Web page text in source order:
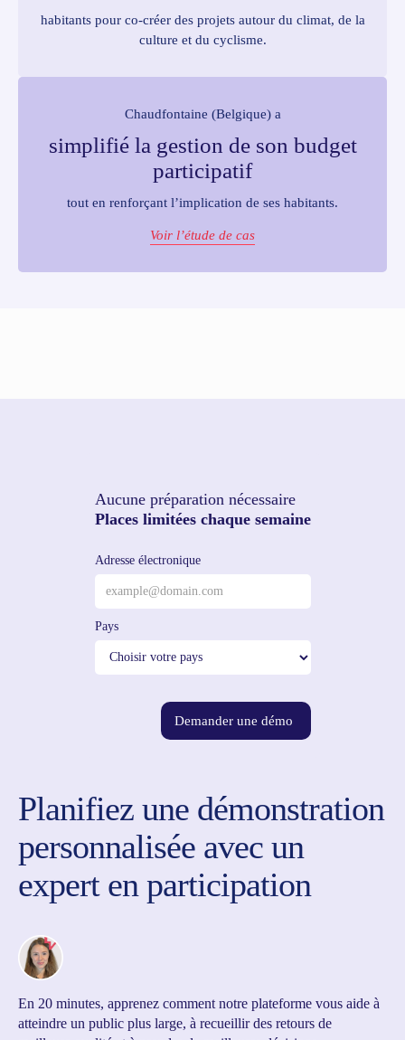
habitants pour co-créer des projets autour du climat, de la
culture et du cyclisme.
Chaudfontaine (Belgique) a
simplifié la gestion de son budget
participatif
tout en renforçant l’implication de ses habitants.
Voir l’étude de cas
Aucune préparation nécessaire
Places limitées chaque semaine
Adresse électronique
Pays
Demander une démo
Planifiez une démonstration
personnalisée avec un
expert en participation
En 20 minutes, apprenez comment notre plateforme vous aide à
atteindre un public plus large, à recueillir des retours de